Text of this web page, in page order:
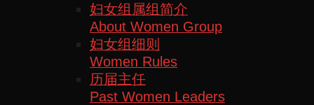
妇女组属组简介
About Women Group
妇女组细则
Women Rules
历届主任
Past Women Leaders